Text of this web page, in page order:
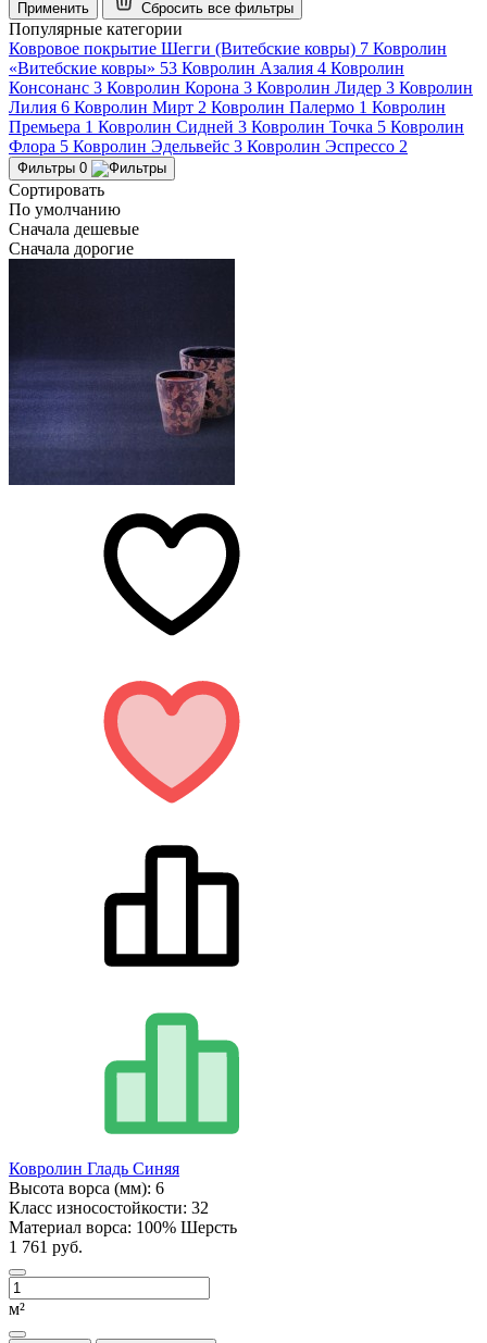
Применить Сбросить все фильтры
Популярные категории
Ковровое покрытие Шегги (Витебские ковры) 7 Ковролин
«Витебские ковры» 53 Ковролин Азалия 4 Ковролин
Консонанс 3 Ковролин Корона 3 Ковролин Лидер 3 Ковролин
Лилия 6 Ковролин Мирт 2 Ковролин Палермо 1 Ковролин
Премьера 1 Ковролин Сидней 3 Ковролин Точка 5 Ковролин
Флора 5 Ковролин Эдельвейс 3 Ковролин Эспрессо 2
Фильтры 0
Сортировать
По умолчанию
Сначала дешевые
Сначала дорогие
Ковролин Гладь Синяя
Высота ворса (мм): 6
Класс износостойкости: 32
Материал ворса: 100% Шерсть
1 761 руб.
м²